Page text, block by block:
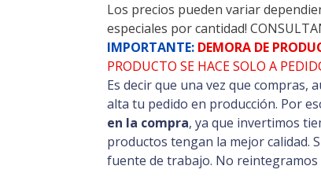
Los precios pueden variar
especiales por cantidad!
IMPORTANTE: DEMORA DE
PRODUCTO SE HACE SOLO A
Es decir que una vez que compras,
alta tu pedido en producción. Por
en la compra, ya que invertimos
productos tengan la mejor calidad.
fuente de trabajo. No reintegramos